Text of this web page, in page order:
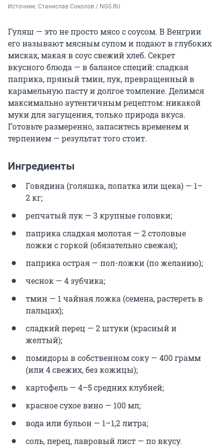
Источник: Станислав Соколов / NGS.RU
Гуляш — это не просто мясо с соусом. В Венгрии
его называют мясным супом и подают в глубоких
мисках, макая в соус свежий хлеб. Секрет
вкусного блюда — в балансе специй: сладкая
паприка, пряный тмин, лук, превращенный в
карамельную пасту и долгое томление. Делимся
максимально аутентичным рецептом: никакой
муки для загущения, только природа вкуса.
Готовьте размеренно, запаситесь временем и
терпением — результат того стоит.
Ингредиенты
Говядина (голяшка, лопатка или щека) — 1–
2 кг;
репчатый лук — 3 крупные головки;
паприка сладкая молотая — 2 столовые
ложки с горкой (обязательно свежая);
паприка острая — пол-ложки (по желанию);
чеснок — 4 зубчика;
тмин — 1 чайная ложка (семена, растереть в
пальцах);
сладкий перец — 2 штуки (красный и
желтый);
помидоры в собственном соку — 400 грамм
(или 4 свежих, без кожицы);
картофель — 4–5 средних клубней;
красное сухое вино — 100 мл;
вода или бульон — 1–1,2 литра;
соль, перец, лавровый лист — по вкусу.